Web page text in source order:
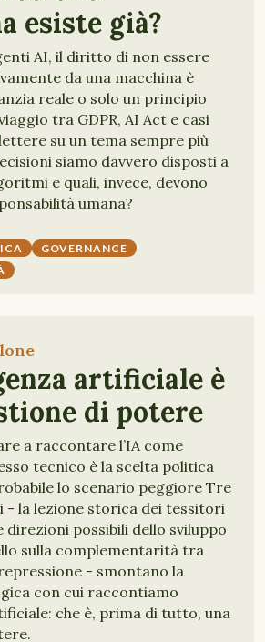
esiste già?
AI, il diritto di non essere
da una macchina è
reale o solo un principio
tra GDPR, AI Act e casi
su un tema sempre più
siamo davvero disposti a
e quali, invece, devono
umana?
GOVERNANCE
artificiale è
di potere
a raccontare l’IA come
tecnico è la scelta politica
lo scenario peggiore Tre
- la lezione storica dei tessitori
direzioni possibili dello sviluppo
sulla complementarità tra
- smontano la
con cui raccontiamo
che è, prima di tutto, una